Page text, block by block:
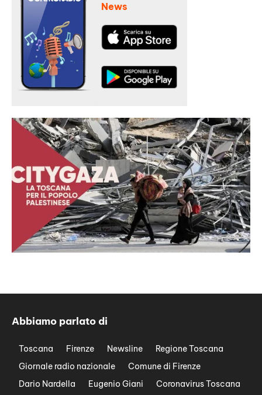
News
Abbiamo parlato di
Toscana Firenze Newsline
Regione Toscana
Giornale radio nazionale
Comune di Firenze
Dario Nardella
Eugenio Giani
Coronavirus Toscana